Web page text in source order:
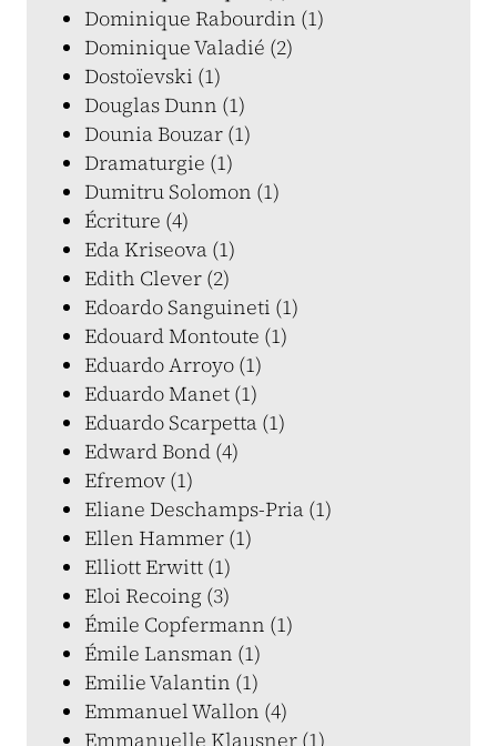
Dominique Rabourdin (1)
Dominique Valadié (2)
Dostoïevski (1)
Douglas Dunn (1)
Dounia Bouzar (1)
Dramaturgie (1)
Dumitru Solomon (1)
Écriture (4)
Eda Kriseova (1)
Edith Clever (2)
Edoardo Sanguineti (1)
Edouard Montoute (1)
Eduardo Arroyo (1)
Eduardo Manet (1)
Eduardo Scarpetta (1)
Edward Bond (4)
Efremov (1)
Eliane Deschamps-Pria (1)
Ellen Hammer (1)
Elliott Erwitt (1)
Eloi Recoing (3)
Émile Copfermann (1)
Émile Lansman (1)
Emilie Valantin (1)
Emmanuel Wallon (4)
Emmanuelle Klausner (1)